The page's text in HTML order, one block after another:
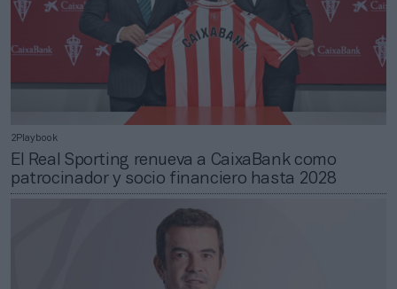
2Playbook
El Real Sporting renueva a CaixaBank como
patrocinador y socio financiero hasta 2028